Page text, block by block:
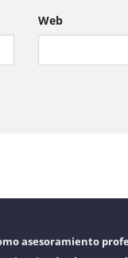
Web
asesoramiento